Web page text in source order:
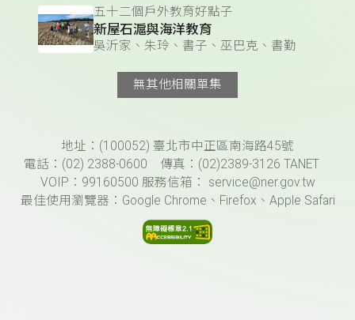
五十二個戶外教育好點子
新屋石滬與海洋教育
吳沂家、朱玲、書子、巫巴克、書勤
無其他相關單集
頁尾資訊地址：(100052) 臺北市中正區南海路45號
電話：(02) 2388-0600 傳真：(02)2389-3126 TANET
VOIP：99160500 服務信箱： service@ner.gov.tw
最佳使用瀏覽器：Google Chrome、Firefox、Apple Safari